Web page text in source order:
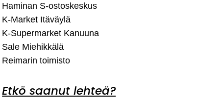
Haminan S-ostoskeskus
K-Market Itäväylä
K-Supermarket Kanuuna
Sale Miehikkälä
Reimarin toimisto
Etkö saanut lehteä?